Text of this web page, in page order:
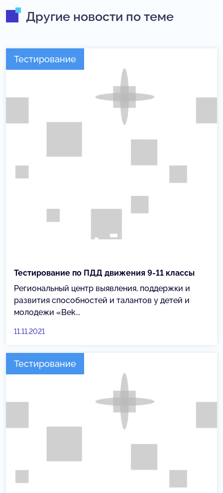
Другие новости по теме
Тестирование
Тестирование по ПДД движения 9-11 классы
Региональный центр выявления, поддержки и
развития способностей и талантов у детей и
молодежи «Веk...
11.11.2021
Тестирование